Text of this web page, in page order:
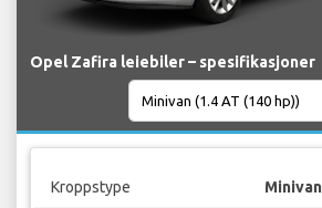
Opel Zafira leiebiler – spesifikasjoner
Kroppstype Minivan